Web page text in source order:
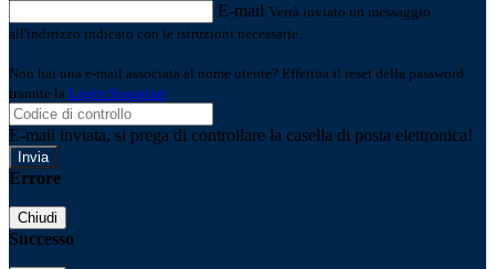
E-mail Verrà inviato un messaggio
all'indirizzo indicato con le istruzioni necessarie.
Non hai una e-mail associata al nome utente? Effettua il reset della password
tramite la Login Spaggiari
E-mail inviata, si prega di controllare la casella di posta elettronica!
Errore
Chiudi
Successo